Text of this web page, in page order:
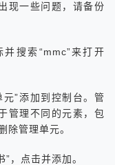
现一些问题，请备份
搜索“mmc”来打开
”添加到控制台。管
管理不同的元素，包
除管理单元。
，点击并添加。